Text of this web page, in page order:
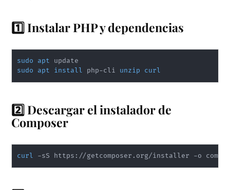
1️⃣ Instalar PHP y dependencias
sudo apt
sudo
apt install php-cli unzip curl
2️⃣ Descargar el instalador de
Composer
curl -sS https://getcomposer.org/installer -o